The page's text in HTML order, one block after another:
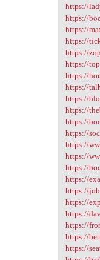
https://
https://
https://
https://
https://
https://
https://
https://
https://
https://
https://
https://
https://
https://
https://
https://
https://
https://
https://
https://
https://
https://